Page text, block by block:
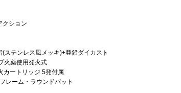
クション
(ステンレス風メッキ)+亜鉛ダイカスト
火薬使用発火式
カートリッジ 5発付属
レーム・ラウンドバット